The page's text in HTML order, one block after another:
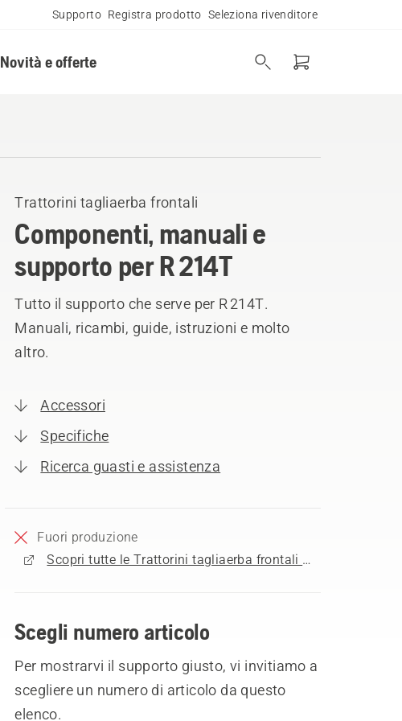
Supporto Registra prodotto Seleziona rivenditore
Novità e offerte
Trattorini tagliaerba frontali
Componenti, manuali e
supporto per R 214T
Tutto il supporto che serve per R 214T.
Manuali, ricambi, guide, istruzioni e molto
altro.
Accessori
Specifiche
Ricerca guasti e assistenza
Fuori produzione
Scopri tutte le Trattorini tagliaerba frontali in vendita
Scegli numero articolo
Per mostrarvi il supporto giusto, vi invitiamo a
scegliere un numero di articolo da questo
elenco.